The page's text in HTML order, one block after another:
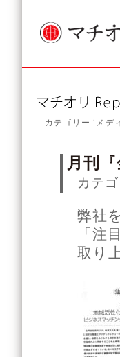
カテゴリー ‘メデ
月刊
カテ
弊社
「注
取り